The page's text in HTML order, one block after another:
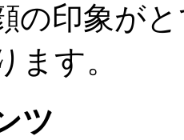
の印象が
ます。
ツ